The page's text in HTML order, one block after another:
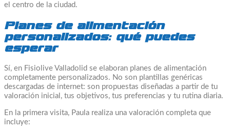
el centro de la ciudad.
Planes de alimentación
personalizados: qué puedes
esperar
Sí, en Fisiolive Valladolid se elaboran planes de alimentación
completamente personalizados. No son plantillas genéricas
descargadas de internet: son propuestas diseñadas a partir de tu
valoración inicial, tus objetivos, tus preferencias y tu rutina diaria.
En la primera visita, Paula realiza una valoración completa que
incluye: